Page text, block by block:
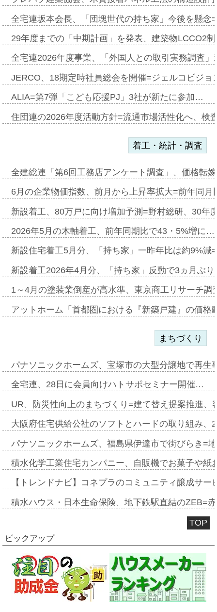
全宅連坂本会長、「団塊世代の持ち家」今後を懸
29年度までの「中期計画」を発表、建築物LCCO2
全宅連2026年度事業、「外国人との取引実務調査
JERCO、18期定時社員総会を開催=ジェルコビジ
ALIA=第7弾「こども応援PJ」3社が新たに参加…
住団連の2026年度活動方針=流通市場活性化へ、検
着工・統計・調査
全建総連「第6回工務店アンケート調査」、価格転
6月の企業物価指数、前月から上昇率拡大=前年同
新設着工、80万戸に向け増加予測=野村総研、30年
2026年5月の木軸着工、前年同期比で43・5%増に…
新設住宅着工5月分、「持ち家」一昨年比は約9%
新設着工2026年4月分、「持ち家」反動で3ヵ月ぶ
1～4月の塗装業倒産が高水準、東京商工リサーチ
アットホーム「首都圏における『新築戸建』の価
まちづくり
パナソニックホームズ、宝塚市の大型分譲地で再
全宅連、28日に会員向けハトサポセミナー開催…
UR、防災性向上のまちづくり=建て替え提案推進
大阪府住宅供給公社のソフトとハードの取り組み
パナソニックホームズ、福島県伊達市で街びらき=
積水化学工業住宅カンパニー、自販機でお菓子や
【トレンドナビ】コネプラのコミュニティ醸成サ
積水ハウス・日本生命保険、地下鉄駅直結のZEB=
TOP
ピックアップ